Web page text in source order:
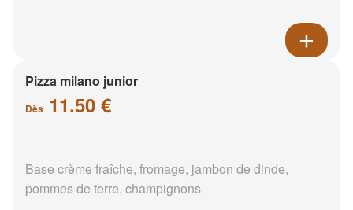
Pizza milano junior
Dès 11.50 €
Base crème fraîche, fromage, jambon de dinde,
pommes de terre, champignons